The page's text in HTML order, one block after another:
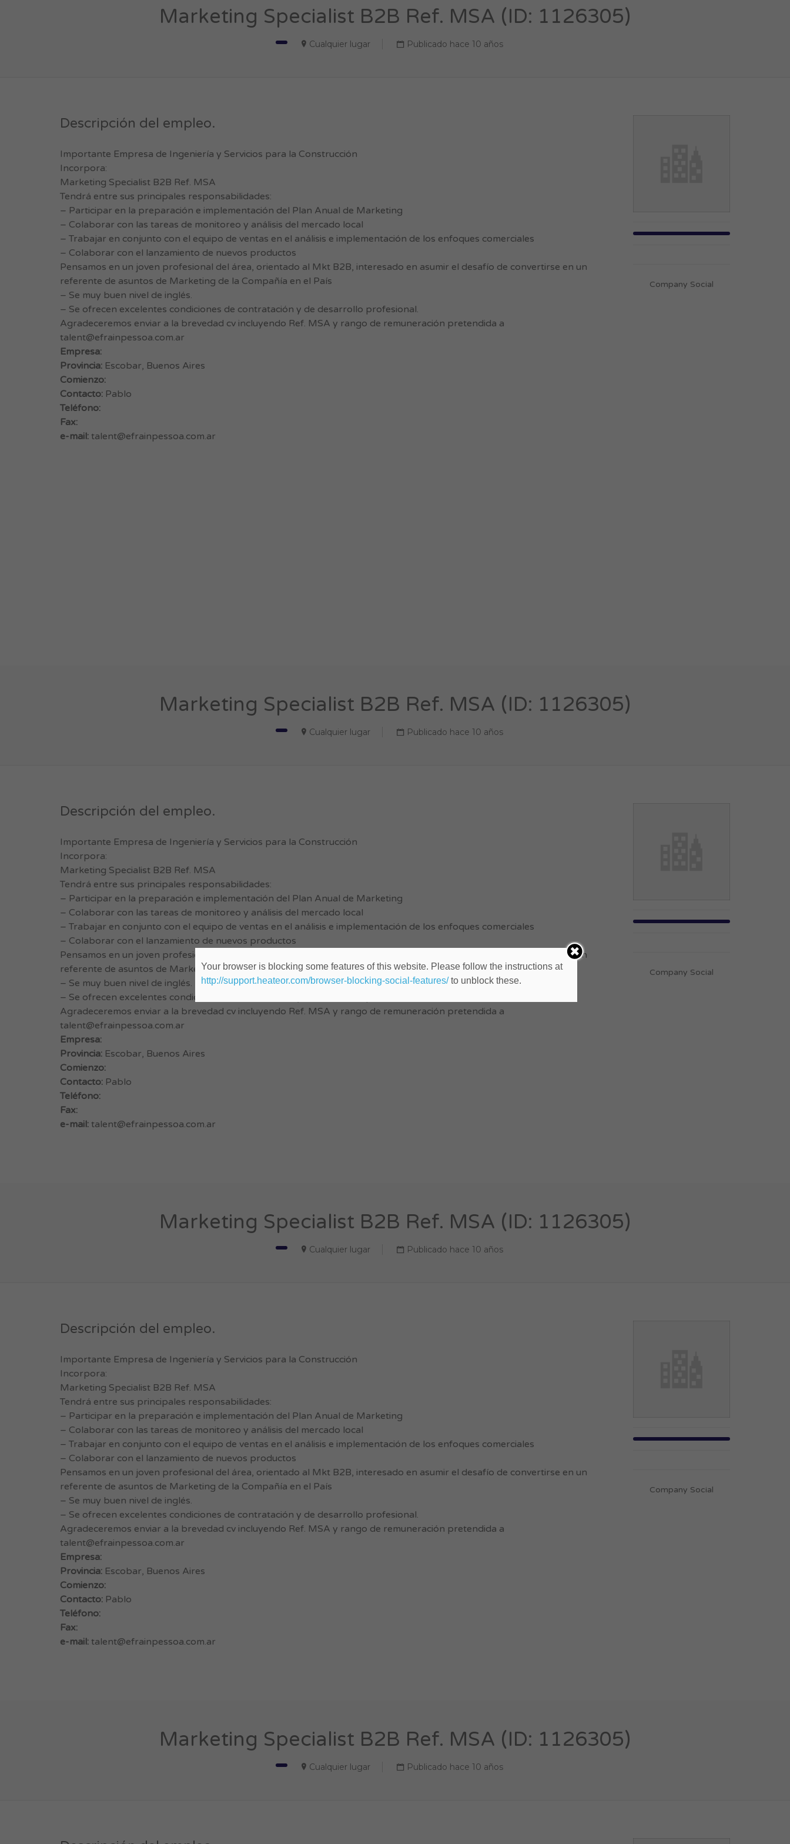
Marketing Specialist B2B Ref. MSA (ID: 1126305)
Cualquier lugar Publicado hace 10 años
Descripción del empleo.
Importante Empresa de Ingeniería y Servicios para la Construcción
Incorpora:
Marketing Specialist B2B Ref. MSA
Tendrá entre sus principales responsabilidades:
– Participar en la preparación e implementación del Plan Anual de Marketing
– Colaborar con las tareas de monitoreo y análisis del mercado local
– Trabajar en conjunto con el equipo de ventas en el análisis e implementación de los enfoques comerciales
– Colaborar con el lanzamiento de nuevos productos
Pensamos en un joven profesional del área, orientado al Mkt B2B, interesado en asumir el desafío de convertirse en un
referente de asuntos de Marketing de la Compañía en el País
– Se muy buen nivel de inglés.
– Se ofrecen excelentes condiciones de contratación y de desarrollo profesional.
Agradeceremos enviar a la brevedad cv incluyendo Ref. MSA y rango de remuneración pretendida a
talent@efrainpessoa.com.ar
Empresa:
Provincia: Escobar, Buenos Aires
Comienzo:
Contacto: Pablo
Teléfono:
Fax:
e-mail: talent@efrainpessoa.com.ar
Company Social
Marketing Specialist B2B Ref. MSA (ID: 1126305)
Cualquier lugar Publicado hace 10 años
Descripción del empleo.
Importante Empresa de Ingeniería y Servicios para la Construcción
Incorpora:
Marketing Specialist B2B Ref. MSA
Tendrá entre sus principales responsabilidades:
– Participar en la preparación e implementación del Plan Anual de Marketing
– Colaborar con las tareas de monitoreo y análisis del mercado local
– Trabajar en conjunto con el equipo de ventas en el análisis e implementación de los enfoques comerciales
– Colaborar con el lanzamiento de nuevos productos
Pensamos en un joven profesional del área, orientado al Mkt B2B, interesado en asumir el desafío de convertirse en un
referente de asuntos de Marketing de la Compañía en el País
– Se muy buen nivel de inglés.
– Se ofrecen excelentes condiciones de contratación y de desarrollo profesional.
Agradeceremos enviar a la brevedad cv incluyendo Ref. MSA y rango de remuneración pretendida a
talent@efrainpessoa.com.ar
Empresa:
Provincia: Escobar, Buenos Aires
Comienzo:
Contacto: Pablo
Teléfono:
Fax:
e-mail: talent@efrainpessoa.com.ar
Company Social
Marketing Specialist B2B Ref. MSA (ID: 1126305)
Cualquier lugar Publicado hace 10 años
Descripción del empleo.
Importante Empresa de Ingeniería y Servicios para la Construcción
Incorpora:
Marketing Specialist B2B Ref. MSA
Tendrá entre sus principales responsabilidades:
– Participar en la preparación e implementación del Plan Anual de Marketing
– Colaborar con las tareas de monitoreo y análisis del mercado local
– Trabajar en conjunto con el equipo de ventas en el análisis e implementación de los enfoques comerciales
– Colaborar con el lanzamiento de nuevos productos
Pensamos en un joven profesional del área, orientado al Mkt B2B, interesado en asumir el desafío de convertirse en un
referente de asuntos de Marketing de la Compañía en el País
– Se muy buen nivel de inglés.
– Se ofrecen excelentes condiciones de contratación y de desarrollo profesional.
Agradeceremos enviar a la brevedad cv incluyendo Ref. MSA y rango de remuneración pretendida a
talent@efrainpessoa.com.ar
Empresa:
Provincia: Escobar, Buenos Aires
Comienzo:
Contacto: Pablo
Teléfono:
Fax:
e-mail: talent@efrainpessoa.com.ar
Company Social
Marketing Specialist B2B Ref. MSA (ID: 1126305)
Cualquier lugar Publicado hace 10 años
Your browser is blocking some features of this website. Please follow the instructions at
http://support.heateor.com/browser-blocking-social-features/to unblock these.